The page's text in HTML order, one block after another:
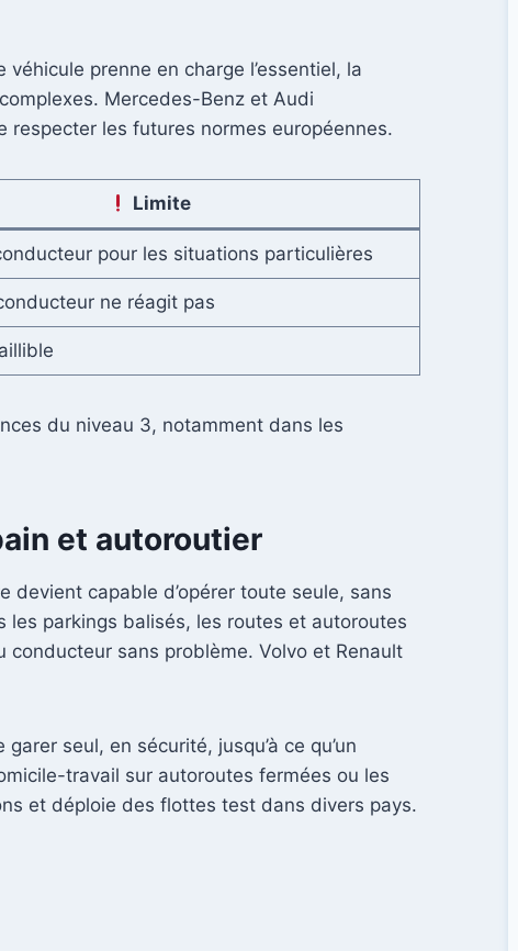
prenne en charge l’essentiel, la
Mercedes-Benz et Audi
les futures normes européennes.
Limite
pour les situations particulières
ne réagit pas
du niveau 3, notamment dans les
et autoroutier
devient capable d’opérer toute seule, sans
parkings balisés, les routes et autoroutes
sans problème. Volvo et Renault
seul, en sécurité, jusqu’à ce qu’un
travail sur autoroutes fermées ou les
et déploie des flottes test dans divers pays.